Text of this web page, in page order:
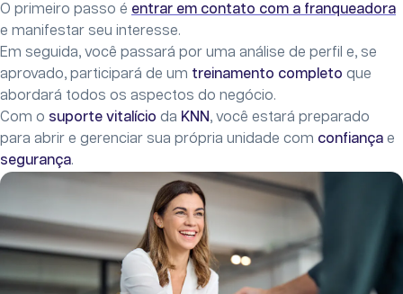
O primeiro passo é entrar em contato com a franqueadora
e manifestar seu interesse.
Em seguida, você passará por uma análise de perfil e, se
aprovado, participará de um treinamento completo que
abordará todos os aspectos do negócio.
Com o suporte vitalício da KNN, você estará preparado
para abrir e gerenciar sua própria unidade com confiança e
segurança.